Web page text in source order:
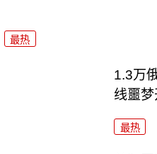
最热
1.3万
线噩
最热